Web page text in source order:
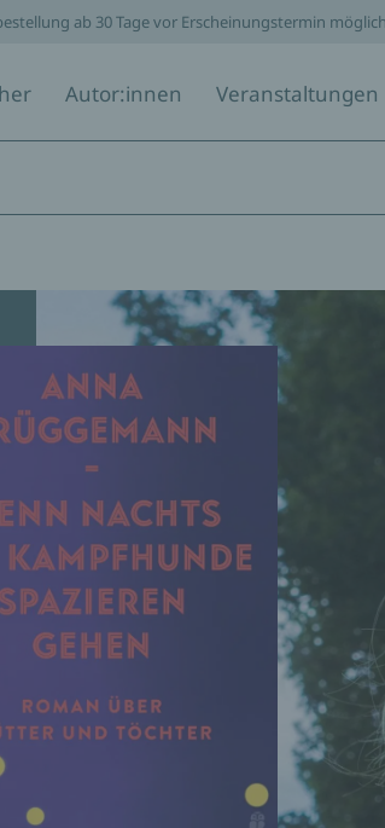
ab 30 Tage vor Erscheinungstermin
Autor:innen Veranstaltungen